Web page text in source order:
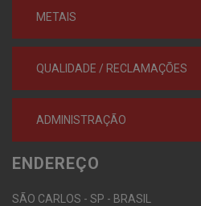
METAIS
QUALIDADE / RECLAMAÇÕES
ADMINISTRAÇÃO
ENDEREÇO
SÃO CARLOS - SP - BRASIL